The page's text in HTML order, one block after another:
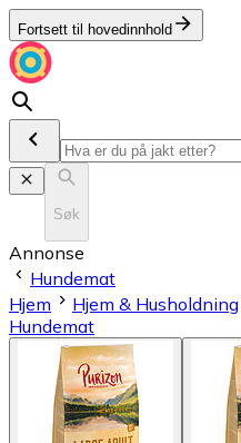
Fortsett til hovedinnhold
Søk
Annonse
Hundemat
Hjem
Hjem & Husholdning
Hundemat